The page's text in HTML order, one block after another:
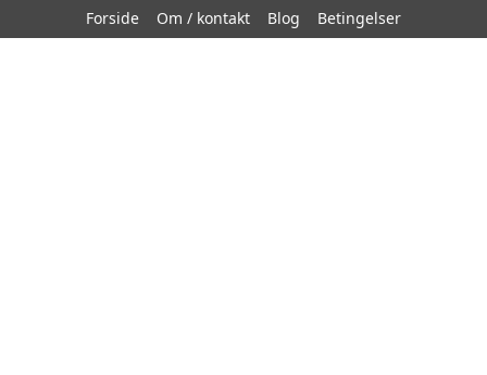
Forside
Om / kontakt Blog Betingelser